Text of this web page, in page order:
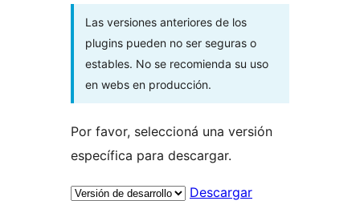
Las versiones anteriores de los
plugins pueden no ser seguras o
estables. No se recomienda su uso
en webs en producción.
Por favor, seleccioná una versión
específica para descargar.
Descargar